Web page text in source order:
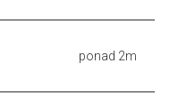
ponad 2m